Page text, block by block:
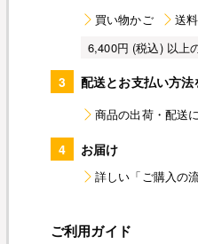
買い物かご 送
6,400円 (税込) 以上
3 配送とお支払い方法
商品の出荷・配送
4 お届け
詳しい「ご購入の
ご利用ガイド